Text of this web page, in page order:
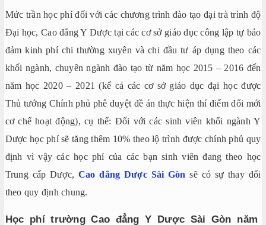
Mức trần học phí đối với các chương trình đào tạo đại trà trình độ
Đại học, Cao đẳng Y Dược tại các cơ sở giáo dục công lập tự bảo
đảm kinh phí chi thường xuyên và chi đầu tư áp dụng theo các
khối ngành, chuyên ngành đào tạo từ năm học 2015 – 2016 đến
năm học 2020 – 2021 (kể cả các cơ sở giáo dục đại học được
Thủ tướng Chính phủ phê duyệt đề án thực hiện thí điểm đổi mới
cơ chế hoạt động), cụ thể: Đối với các sinh viên khối ngành Y
Dược học phí sẽ tăng thêm 10% theo lộ trình được chính phủ quy
định vì vậy các học phí của các bạn sinh viên đang theo học
Trung cấp Dược, Cao đẳng Dược Sài Gòn sẽ có sự thay đổi
theo quy định chung.
Học phí trường Cao đẳng Y Dược Sài Gòn năm